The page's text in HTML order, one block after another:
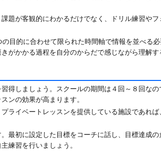
題が客観的にわかるだけでなく、ドリル練習や
の目的に合わせて限られた時間軸で情報を並べる
かかる過程を自分のからだで感じながら理解す
得しましょう。スクールの期間は４回～８回な
ンの効果が高まります。
ライベートレッスンを提供している施設であれ
最初に設定した目標をコーチに話し、目標達成
練習を行いましょう。